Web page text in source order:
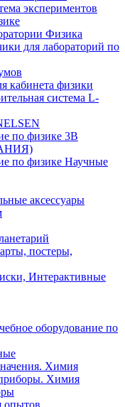
экспериментов
Физика
для лабораторий по
кабинета физики
система L-
по физике 3B
по физике Научные
аксессуары
постеры,
Интерактивные
оборудование по
Химия
Химия